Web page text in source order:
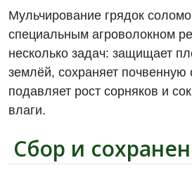
Мульчирование грядок
специальным агроволокном
несколько задач: защищает
землёй, сохраняет почвенную
подавляет рост сорняков и
влаги.
Сбор и